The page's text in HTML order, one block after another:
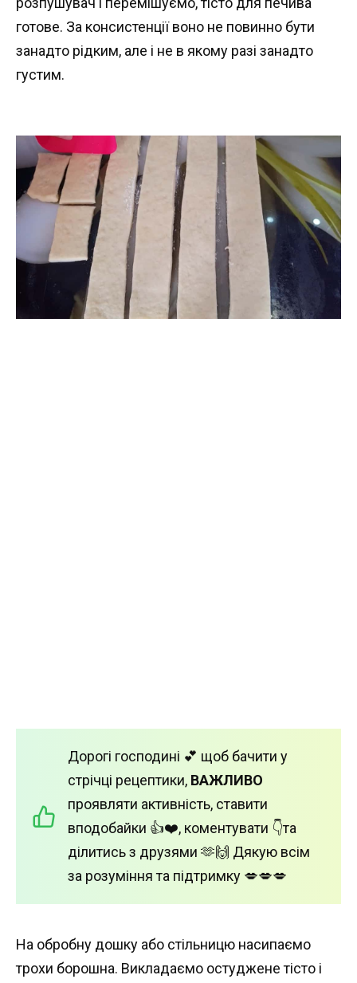
готове. За консистенції воно не повинно бути
занадто рідким, але і не в якому разі занадто
густим.
Дорогі господині 💕 щоб бачити у
стрічці рецептики, ВАЖЛИВО
проявляти активність, ставити
вподобайки 👍❤️, коментувати 👇та
ділитись з друзями 🫶🙌 Дякую всім
за розуміння та підтримку 💋💋💋
На обробну дошку або стільницю насипаємо
трохи борошна. Викладаємо остуджене тісто і